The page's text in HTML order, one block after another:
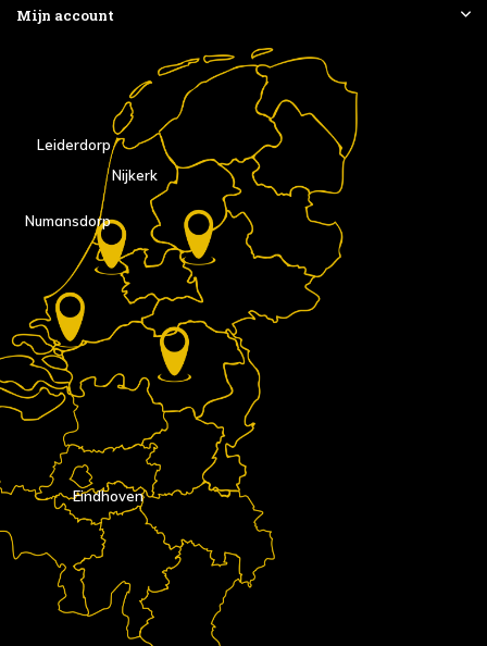
Mijn account
Eindhoven
Nijkerk
Numansdorp
Leiderdorp